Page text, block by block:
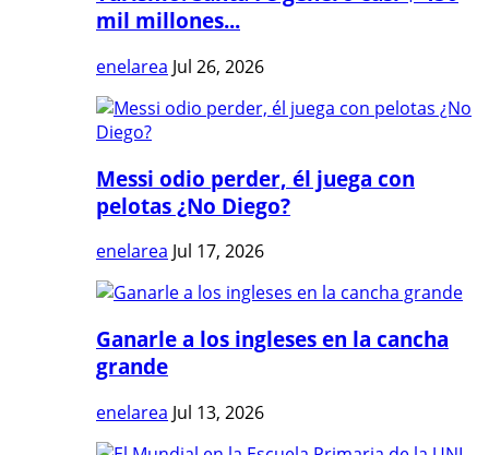
mil millones...
enelarea Jul 26, 2026
Messi odio perder, él juega con
pelotas ¿No Diego?
enelarea Jul 17, 2026
Ganarle a los ingleses en la cancha
grande
enelarea Jul 13, 2026